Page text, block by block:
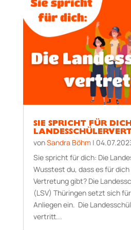
SIE SPRICHT FÜR
vonSandra Böhm |
Sie spricht für dich: Die
Wusstest du, dass es für
Vertretung gibt? Die
(LSV) Thüringen setzt sich
Anliegen ein. Die
vertritt...